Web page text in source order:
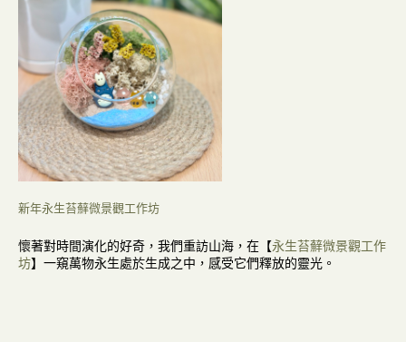
新年永生苔蘚微景觀工作坊
懷著對時間演化的好奇，我們重訪山海，在【永生苔蘚微景觀工作
坊】一窺萬物永生處於生成之中，感受它們釋放的靈光。